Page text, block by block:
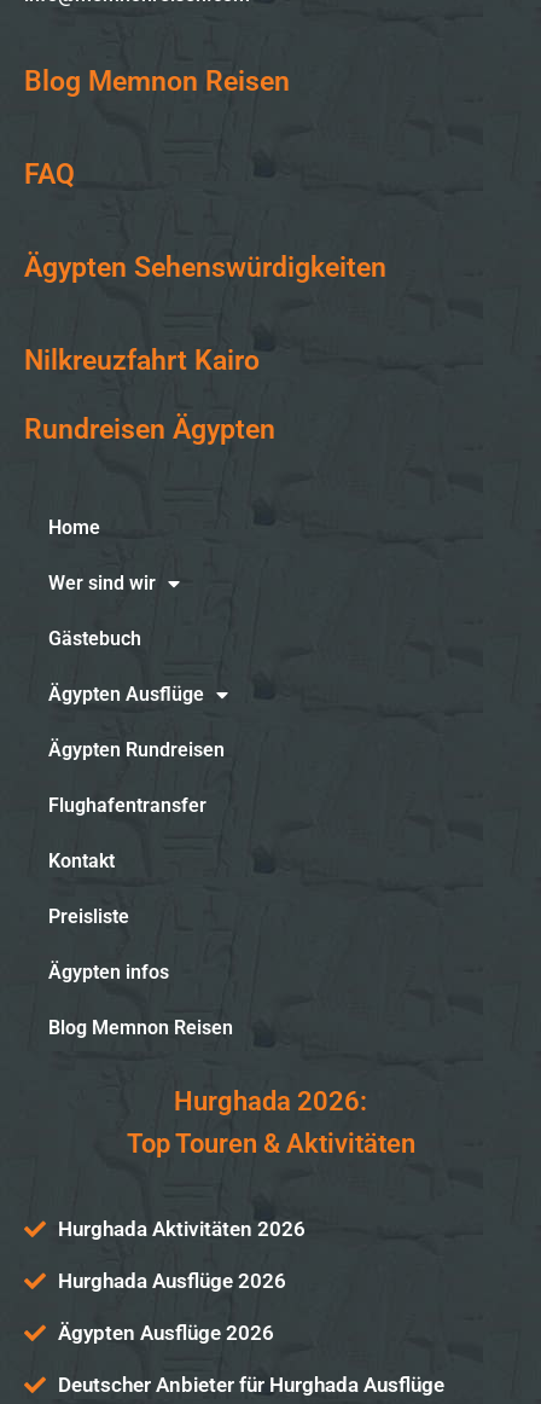
Blog Memnon Reisen
FAQ
Ägypten Sehenswürdigkeiten
Nilkreuzfahrt Kairo
Rundreisen Ägypten
Home
Wer sind wir
Gästebuch
Ägypten Ausflüge
Ägypten Rundreisen
Flughafentransfer
Kontakt
Preisliste
Ägypten infos
Blog Memnon Reisen
Hurghada 2026:
Top Touren & Aktivitäten
Hurghada Aktivitäten 2026
Hurghada Ausflüge 2026
Ägypten Ausflüge 2026
Deutscher Anbieter für Hurghada Ausflüge